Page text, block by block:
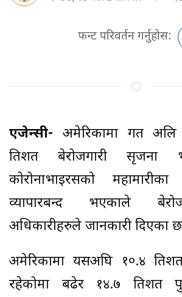
फन्ट परिवर्तन गर्नुहोस:
एजेन्सी- अमेरिकामा गत
प्रतिशत बेरोजगारी
कोरोनाभाइरसको
व्यापारबन्द भएकाले
अधिकारीहरुले जानकारी दिएका
अमेरिकामा यसअघि १०.४
रहेकोमा बढेर १४.७ प्रतिशत